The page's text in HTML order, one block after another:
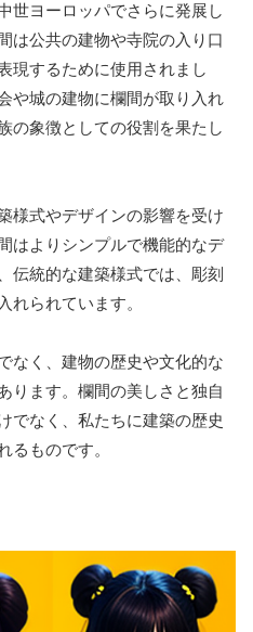
世ヨーロッパでさらに発展し
は公共の建物や寺院の入り口
現するために使用されまし
や城の建物に欄間が取り入れ
の象徴としての役割を果たし
様式やデザインの影響を受け
はよりシンプルで機能的なデ
伝統的な建築様式では、彫刻
れられています。
なく、建物の歴史や文化的な
ります。欄間の美しさと独自
でなく、私たちに建築の歴史
るものです。